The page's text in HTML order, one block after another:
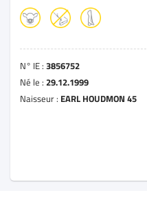
N° IE : 3856752
Né le : 29.12.1999
Naisseur : EARL HOUDMON 45